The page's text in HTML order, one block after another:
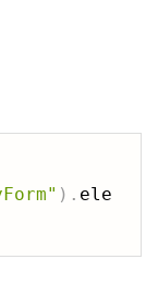
) . ele